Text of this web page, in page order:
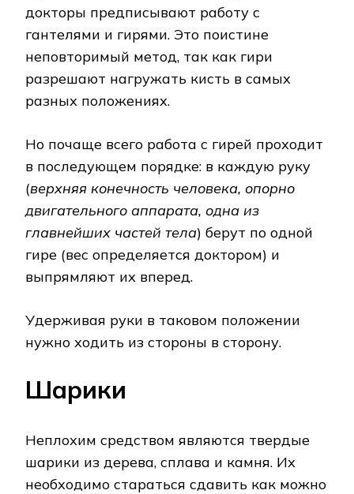
докторы предписывают работу с
гантелями и гирями. Это поистине
неповторимый метод, так как гири
разрешают нагружать кисть в самых
разных положениях.
Но почаще всего работа с гирей проходит
в последующем порядке: в каждую руку
(верхняя конечность человека, опорно
двигательного аппарата, одна из
главнейших частей тела) берут по одной
гире (вес определяется доктором) и
выпрямляют их вперед.
Удерживая руки в таковом положении
нужно ходить из стороны в сторону.
Шарики
Неплохим средством являются твердые
шарики из дерева, сплава и камня. Их
необходимо стараться сдавить как можно